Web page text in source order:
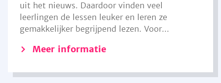
uit het nieuws. Daardoor vinden veel
leerlingen de lessen leuker en leren ze
gemakkelijker begrijpend lezen. Voor...
Meer informatie